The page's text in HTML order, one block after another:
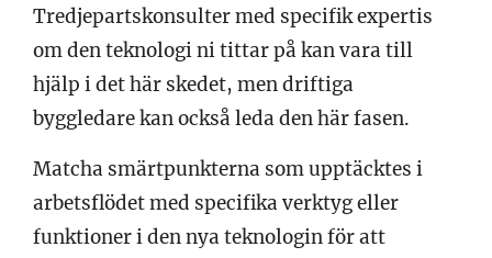
Tredjepartskonsulter med specifik expertis
om den teknologi ni tittar på kan vara till
hjälp i det här skedet, men driftiga
byggledare kan också leda den här fasen.
Matcha smärtpunkterna som upptäcktes i
arbetsflödet med specifika verktyg eller
funktioner i den nya teknologin för att